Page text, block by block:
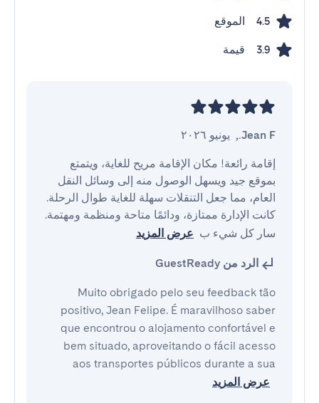
4.5 الموقع
3.9 قيمة
Jean F.
, يونيو ٢٠٢٦
سار كل شيء ب عرض المزيد
الرد من GuestReady
Muito obrigado pelo seu feedback tão
positivo, Jean Felipe. É maravilhoso saber
que encontrou o alojamento confortável e
bem situado, aproveitando o fácil acesso
aos transportes públicos durante a sua
عرض المزيد